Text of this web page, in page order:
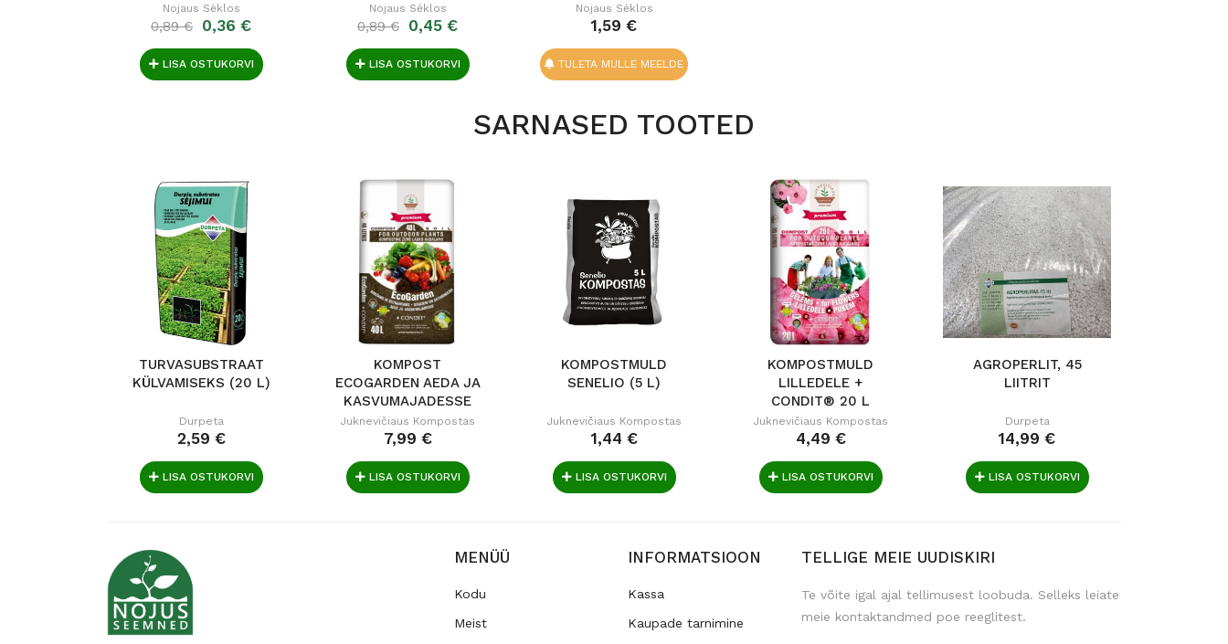
Nojaus Sėklos
0,89 € 0,36 €
LISA OSTUKORVI
Nojaus Sėklos
0,89 € 0,45 €
LISA OSTUKORVI
Nojaus Sėklos
1,59 €
TULETA MULLE MEELDE
SARNASED TOOTED
TURVASUBSTRAAT
KÜLVAMISEKS (20 L)
Durpeta
2,59 €
LISA OSTUKORVI
KOMPOST
ECOGARDEN AEDA JA
KASVUMAJADESSE
+...
Juknevičiaus Kompostas
7,99 €
LISA OSTUKORVI
KOMPOSTMULD
SENELIO (5 L)
Juknevičiaus Kompostas
1,44 €
LISA OSTUKORVI
KOMPOSTMULD
LILLEDELE +
CONDIT® 20 L
Juknevičiaus Kompostas
4,49 €
LISA OSTUKORVI
AGROPERLIT, 45
LIITRIT
Durpeta
14,99 €
LISA OSTUKORVI
MENÜÜ
Kodu
Meist
INFORMATSIOON
Kassa
Kaupade tarnimine
TELLIGE MEIE UUDISKIRI
Te võite igal ajal tellimusest loobuda. Selleks leiate
meie kontaktandmed poe reeglitest.